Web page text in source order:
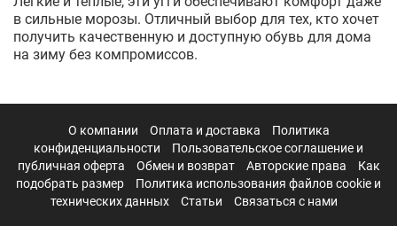
в сильные морозы. Отличный выбор для тех, кто хочет
получить качественную и доступную обувь для дома
на зиму без компромиссов.
О компании Оплата и доставка
Политика
конфиденциальности
Пользовательское соглашение и
публичная оферта
Обмен и возврат Авторские права
Как
подобрать размер
Политика использования файлов cookie и
технических данных
Статьи Связаться с нами